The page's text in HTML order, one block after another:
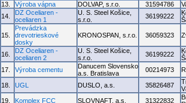
13.
Výroba vápna DOLVAP, s.r.o. 31594786
14.
DZ Oceliaren -
oceliaren 1
U. S. Steel Košice,
s.r.o.
36199222
15.
Prevádzka
drevotrieskové
dosky
KRONOSPAN, s.r.o. 36059323
16.
DZ Oceliaren -
oceliaren 2
U. S. Steel Košice,
s.r.o.
36199222
17. Výroba cementu
Danucem Slovensko
a.s. Bratislava
00214973
18. UGL DUSLO, a.s. 35826487
19. Komplex FCC SLOVNAFT, a.s. 31322832